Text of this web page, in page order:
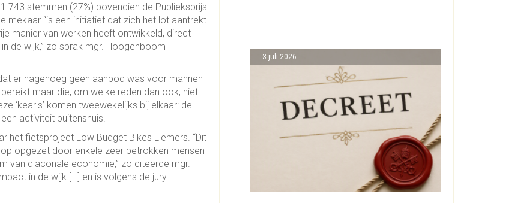
stemmen (27%) bovendien de Publieksprijs
mekaar “is een initiatief dat zich het lot aantrekt
manier van werken heeft ontwikkeld, direct
de wijk,” zo sprak mgr. Hoogenboom
er nagenoeg geen aanbod was voor mannen
maar die, om welke reden dan ook, niet
‘kearls’ komen tweewekelijks bij elkaar: de
activiteit buitenshuis.
het fietsproject Low Budget Bikes Liemers. “Dit
opgezet door enkele zeer betrokken mensen
van diaconale economie,” zo citeerde mgr.
in de wijk […] en is volgens de jury
3 juli 2026